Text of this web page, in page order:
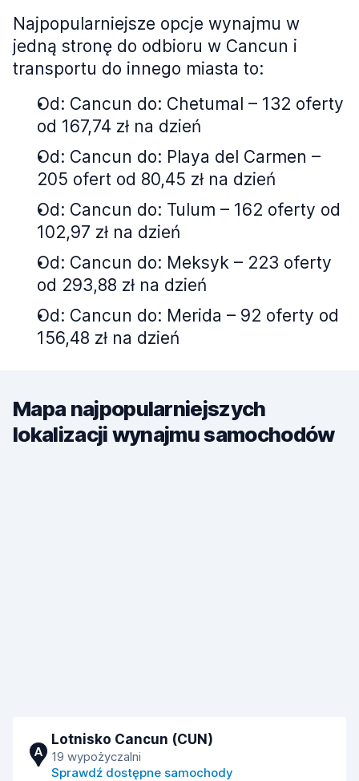
Najpopularniejsze opcje wynajmu w
jedną stronę do odbioru w Cancun i
transportu do innego miasta to:
Od: Cancun do: Chetumal – 132 oferty
od 167,74 zł na dzień
Od: Cancun do: Playa del Carmen –
205 ofert od 80,45 zł na dzień
Od: Cancun do: Tulum – 162 oferty od
102,97 zł na dzień
Od: Cancun do: Meksyk – 223 oferty
od 293,88 zł na dzień
Od: Cancun do: Merida – 92 oferty od
156,48 zł na dzień
Mapa najpopularniejszych
lokalizacji wynajmu samochodów
A
Lotnisko Cancun (CUN)
19 wypożyczalni
Sprawdź dostępne samochody